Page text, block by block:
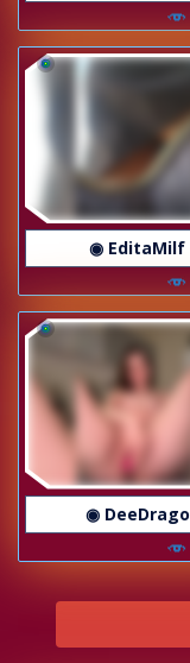
◉ EditaMilf
◉ DeeDrago